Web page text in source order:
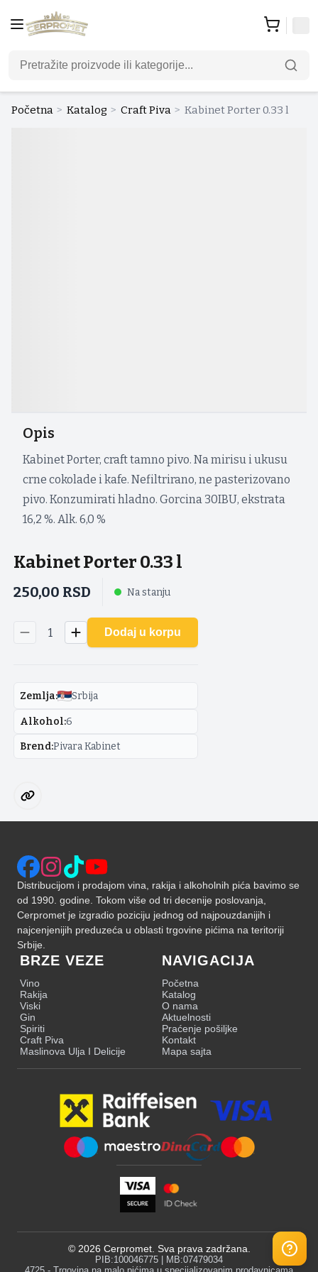
Početna > Katalog > Craft Piva > Kabinet Porter 0.33 l
Opis
Kabinet Porter, craft tamno pivo. Na mirisu i ukusu
crne cokolade i kafe. Nefiltrirano, ne pasterizovano
pivo. Konzumirati hladno. Gorcina 30IBU, ekstrata
16,2 %. Alk. 6,0 %
Kabinet Porter 0.33 l
250,00 RSD Na stanju
1 Dodaj u korpu
Zemlja: Srbija
Alkohol:6
Brend:Pivara Kabinet
Distribucijom i prodajom vina, rakija i alkoholnih pića bavimo se
od 1990. godine. Tokom više od tri decenije poslovanja,
Cerpromet je izgradio poziciju jednog od najpouzdanijih i
najcenjenijih preduzeća u oblasti trgovine pićima na teritoriji
Srbije.
BRZE VEZE
Vino
Rakija
Viski
Gin
Spiriti
Craft Piva
Maslinova Ulja I Delicije
NAVIGACIJA
Početna
Katalog
O nama
Aktuelnosti
Praćenje pošiljke
Kontakt
Mapa sajta
© 2026 Cerpromet. Sva prava zadržana.
PIB:100046775 | MB:07479034